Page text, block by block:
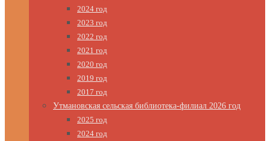
2024 год
2023 год
2022 год
2021 год
2020 год
2019 год
2017 год
Утмановская сельская библиотека-филиал 2026 год
2025 год
2024 год